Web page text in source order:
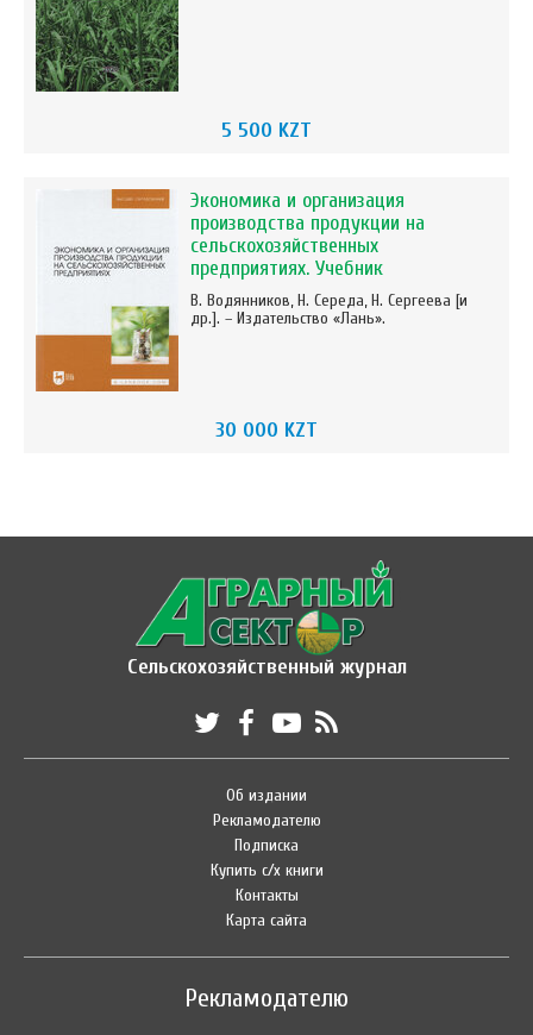
5 500 KZT
Экономика и организация
производства продукции на
сельскохозяйственных
предприятиях. Учебник
В. Водянников, Н. Середа, Н. Сергеева [и
др.]. – Издательство «Лань».
30 000 KZT
Сельскохозяйственный журнал
Об издании
Рекламодателю
Подписка
Купить с/х книги
Контакты
Карта сайта
Рекламодателю